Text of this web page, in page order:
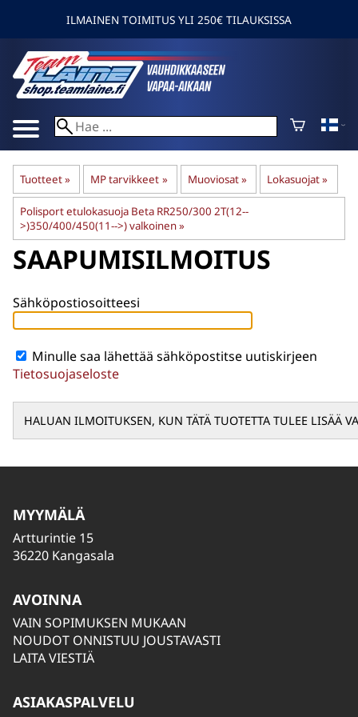
ILMAINEN TOIMITUS YLI 250€ TILAUKSISSA
Tuotteet‪» MP tarvikkeet ‪» Muoviosat‪» Lokasuojat‪»
Polisport etulokasuoja Beta RR250/300 2T(12--
>)350/400/450(11-->) valkoinen‪»
SAAPUMISILMOITUS
Sähköpostiosoitteesi
Minulle saa lähettää sähköpostitse uutiskirjeen
Tietosuojaseloste
MYYMÄLÄ
Artturintie 15
36220 Kangasala
AVOINNA
VAIN SOPIMUKSEN MUKAAN
NOUDOT ONNISTUU JOUSTAVASTI
LAITA VIESTIÄ
ASIAKASPALVELU